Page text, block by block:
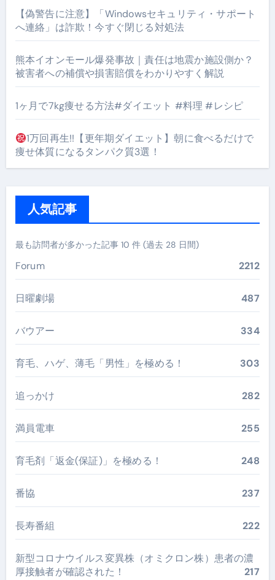
【偽警告に注意】「Windowsセキュリティ・サポート
へ連絡」は詐欺！今すぐ閉じる対処法
熊本イオンモール爆発事故｜責任は地震か施設側か？
被害者への補償や損害賠償をわかりやすく解説
1ヶ月で7kg痩せる方法#ダイエット #料理 #レシピ
1万回再生!!【更年期ダイエット】朝に食べるだけで
痩せ体質になるタンパク質3選！
人気記事
最も訪問者が多かった記事 10 件 (過去 28 日間)
Forum 2212
日曜劇場 487
バウアー 334
育毛、ハゲ、薄毛「男性」を極める！ 303
追っかけ 282
満員電車 255
育毛剤「返金(保証)」を極める！ 248
番協 237
長寿番組 222
新型コロナウイルス変異株（オミクロン株）患者の濃
厚接触者が確認された！
217